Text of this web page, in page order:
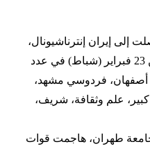
إيران إنترناشيونال،
فقد اندلعت احتجاجات، يوم الاثنين 23 فبراير (شباط) في عدد
أصفهان، فردوسي مشهد،
علم وثقافة، شريف،
طهران، هاجمت قوات